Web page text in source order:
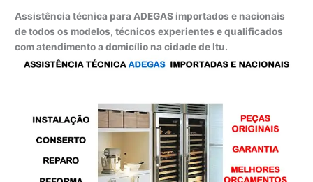
Assistência técnica para ADEGAS importados e nacionais
de todos os modelos, técnicos experientes e qualificados
com atendimento a domicílio na cidade de Itu.